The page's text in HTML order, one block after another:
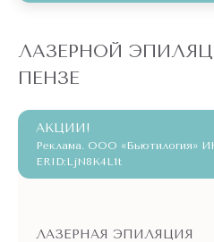
ЛАЗЕРНОЙ
ПЕНЗЕ
АКЦИИ!
Реклама. ООО «Бьютилогия»
ERID:LjN8K4L1t
ЛАЗЕРНАЯ ЭПИЛЯЦИЯ